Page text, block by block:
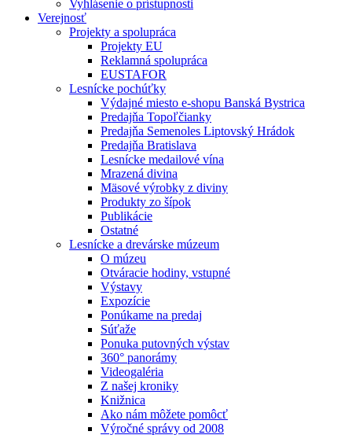
Vyhlásenie o prístupnosti
Verejnosť
Projekty a spolupráca
Projekty EU
Reklamná spolupráca
EUSTAFOR
Lesnícke pochúťky
Výdajné miesto e-shopu Banská Bystrica
Predajňa Topoľčianky
Predajňa Semenoles Liptovský Hrádok
Predajňa Bratislava
Lesnícke medailové vína
Mrazená divina
Mäsové výrobky z diviny
Produkty zo šípok
Publikácie
Ostatné
Lesnícke a drevárske múzeum
O múzeu
Otváracie hodiny, vstupné
Výstavy
Expozície
Ponúkame na predaj
Súťaže
Ponuka putovných výstav
360° panorámy
Videogaléria
Z našej kroniky
Knižnica
Ako nám môžete pomôcť
Výročné správy od 2008